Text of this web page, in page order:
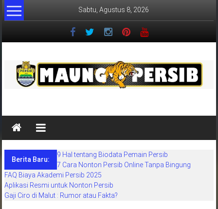
Lompat
ke
Sabtu, Agustus 8, 2026
Maung
Persib
situs
berita
khusus
sepakbola
Berita Baru:
9 Hal tentang Biodata Pemain Persib
7 Cara Nonton Persib Online Tanpa Bingung
FAQ Biaya Akademi Persib 2025
Aplikasi Resmi untuk Nonton Persib
Gaji Ciro di Malut : Rumor atau Fakta?